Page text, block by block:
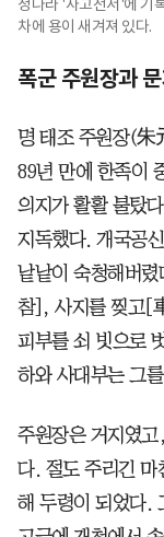
차에 용이 새겨져 있다.
폭군 주원장과
명 태조 주원장(朱
89년 만에 한족이
의지가 활활 불탔
지독했다. 개국공
낱낱이 숙청해버
참], 사지를 찢고[
피부를 쇠 빗으로
하와 사대부는 그
주원장은 거지였
다. 절도 주리긴 마
해 두령이 되었다.